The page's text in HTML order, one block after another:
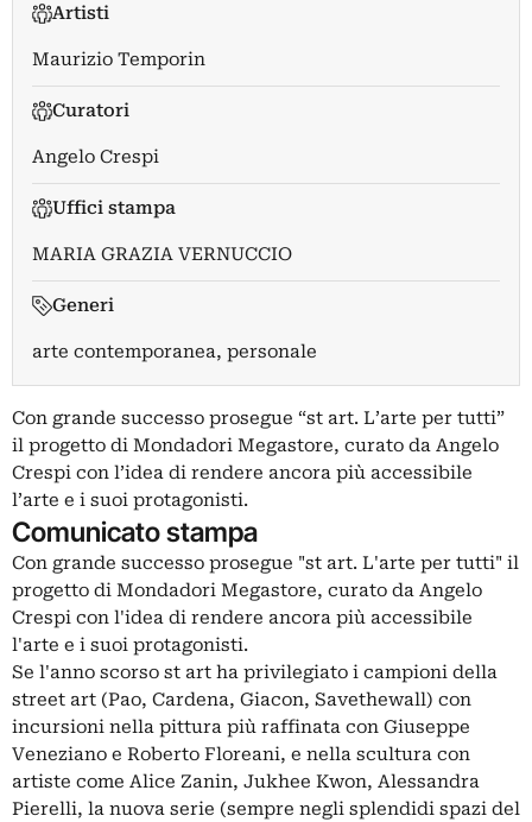
Artisti
Maurizio Temporin
Curatori
Angelo Crespi
Uffici stampa
MARIA GRAZIA VERNUCCIO
Generi
arte contemporanea, personale
Con grande successo prosegue “st art. L’arte per tutti”
il progetto di Mondadori Megastore, curato da Angelo
Crespi con l’idea di rendere ancora più accessibile
l’arte e i suoi protagonisti.
Comunicato stampa
Con grande successo prosegue "st art. L'arte per tutti" il
progetto di Mondadori Megastore, curato da Angelo
Crespi con l'idea di rendere ancora più accessibile
l'arte e i suoi protagonisti.
Se l'anno scorso st art ha privilegiato i campioni della
street art (Pao, Cardena, Giacon, Savethewall) con
incursioni nella pittura più raffinata con Giuseppe
Veneziano e Roberto Floreani, e nella scultura con
artiste come Alice Zanin, Jukhee Kwon, Alessandra
Pierelli, la nuova serie (sempre negli splendidi spazi del